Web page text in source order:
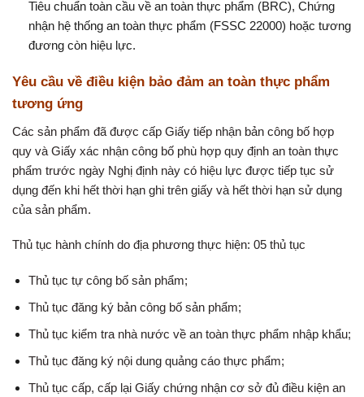
Tiêu chuẩn toàn cầu về an toàn thực phẩm (BRC), Chứng
nhận hệ thống an toàn thực phẩm (FSSC 22000) hoặc tương
đương còn hiệu lực.
Yêu cầu về điều kiện bảo đảm an toàn thực phẩm
tương ứng
Các sản phẩm đã được cấp Giấy tiếp nhận bản công bố hợp
quy và Giấy xác nhận công bố phù hợp quy định an toàn thực
phẩm trước ngày Nghị định này có hiệu lực được tiếp tục sử
dụng đến khi hết thời hạn ghi trên giấy và hết thời hạn sử dụng
của sản phẩm.
Thủ tục hành chính do địa phương thực hiện: 05 thủ tục
Thủ tục tự công bố sản phẩm;
Thủ tục đăng ký bản công bố sản phẩm;
Thủ tục kiểm tra nhà nước về an toàn thực phẩm nhập khẩu;
Thủ tục đăng ký nội dung quảng cáo thực phẩm;
Thủ tục cấp, cấp lại Giấy chứng nhận cơ sở đủ điều kiện an